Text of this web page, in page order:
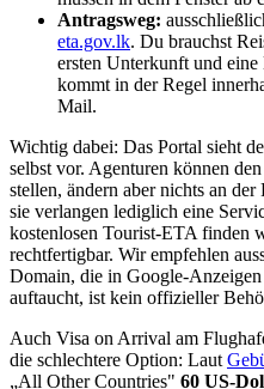
Antragsweg:
eta.gov.lk. Du brauchst
ersten Unterkunft und
kommt in der Regel
Mail.
Wichtig dabei: Das Portal sieht
selbst vor. Agenturen können
stellen, ändern aber nichts an
sie verlangen lediglich eine
kostenlosen Tourist-ETA finden
rechtfertigbar. Wir empfehlen
Domain, die in Google-
auftaucht, ist kein offizieller
Auch Visa on Arrival am
die schlechtere Option: Laut
„All Other Countries" 60 US-